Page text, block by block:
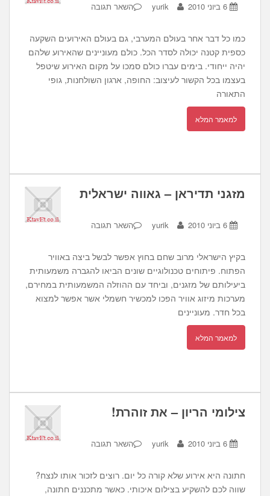
6 ביוני 2010 yurik השאר תגובה
כמו כל דבר אחר בעולם המערבי, גם בעולם האירועים השקעה
כספית קטנה יכולה לסדר הכל. כולם מעוניינים שהאירוע שלהם
יהיה ייחודי. בימים עברו כולם סמכו על מקום האירוע שיטפל
בעצמו בכל הקשור לעיצוב: החופה, ארגון השולחנות, גופי
התאורה
למאמר המלא
מזגני תדיראן – גאווה ישראלית
6 ביוני 2010 yurik השאר תגובה
בקיץ הישראלי מרוב שחם בחוץ אפשר לבשל ביצה באוויר
הפתוח. פיתוחים טכנולוגיים שונים הביאו להגברה משמעותית
ביעילותם של מזגנים, וביחד עם ההוזלה המשמעותית במחירם,
מערכות מיזוג אוויר הפכו למכשיר חשמלי אשר אפשר למצוא
בכל חדר. מעוניינים
למאמר המלא
צילומי הריון – את זוהרת!
6 ביוני 2010 yurik השאר תגובה
חתונה היא אירוע שלא קורה כל יום. רוצים לזכור אותו לנצח?
שווה לכם להשקיע בצילום איכותי. כאשר מתכננים חתונה,